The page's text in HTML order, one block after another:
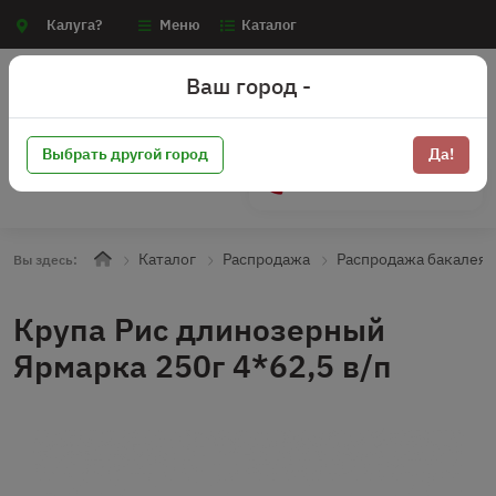
Калуга? Меню Каталог
Вы здесь: Каталог Распродажа Распродажа бакалея
Крупа Рис длинозерный
Ярмарка 250г 4*62,5 в/п
Ваш город -
Выбрать другой город Да!